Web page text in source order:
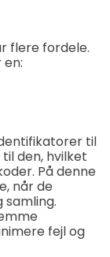
flere fordele.
til
den, hvilket
På denne
når de
fejl og